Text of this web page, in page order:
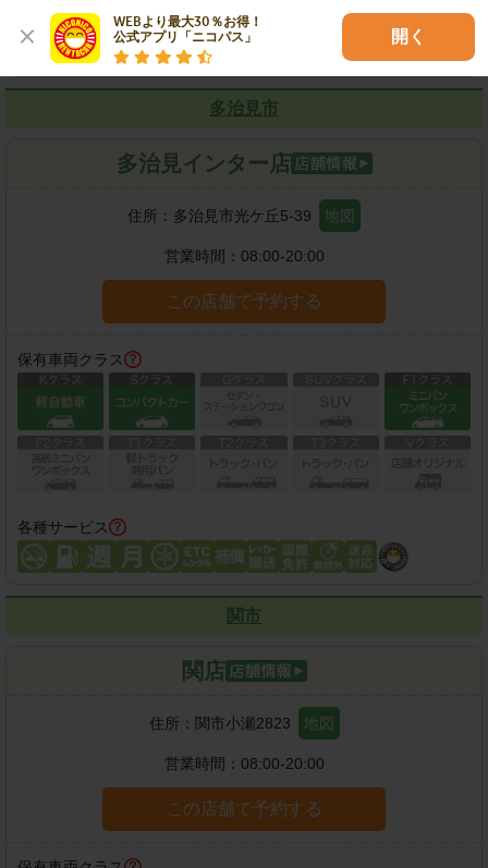
WEBより最大30％お得！
公式アプリ「ニコパス」
開く
各種サービス
多治見市
多治見インター店
住所： 多治見市光ケ丘5-39 地図
営業時間： 08:00-20:00
この店舗で予約する
保有車両クラス
各種サービス
関市
関店
住所： 関市小瀬2823 地図
営業時間： 08:00-20:00
この店舗で予約する